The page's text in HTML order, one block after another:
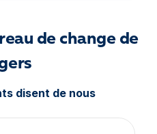
de change de
disent de nous